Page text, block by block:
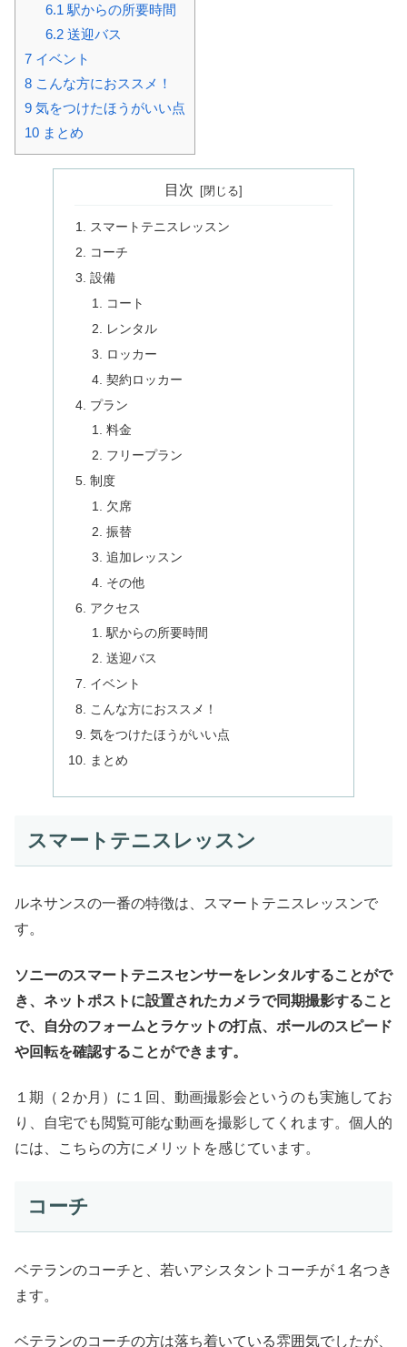
6.1 駅からの所要時間
6.2送迎バス
7 イベント
8 こんな方におススメ！
9 気をつけたほうがいい点
10 まとめ
目次
スマートテニスレッスン
コーチ
設備
コート
レンタル
ロッカー
契約ロッカー
プラン
料金
フリープラン
制度
欠席
振替
追加レッスン
その他
アクセス
駅からの所要時間
送迎バス
イベント
こんな方におススメ！
気をつけたほうがいい点
まとめ
スマートテニスレッスン
ルネサンスの一番の特徴は、スマートテニスレッスンで
す。
ソニーのスマートテニスセンサーをレンタルすることがで
き、ネットポストに設置されたカメラで同期撮影すること
で、自分のフォームとラケットの打点、ボールのスピード
や回転を確認することができます。
１期（２か月）に１回、動画撮影会というのも実施してお
り、自宅でも閲覧可能な動画を撮影してくれます。個人的
には、こちらの方にメリットを感じています。
コーチ
ベテランのコーチと、若いアシスタントコーチが１名つき
ます。
ベテランのコーチの方は落ち着いている雰囲気でしたが、